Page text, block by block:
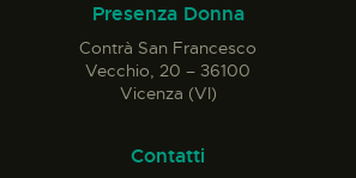
Presenza Donna
Contrà San Francesco
Vecchio, 20 – 36100
Vicenza (VI)
Contatti